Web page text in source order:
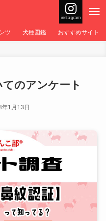
instagram
ツ 犬種図鑑 おすすめサイト
のアンケート
1月13日